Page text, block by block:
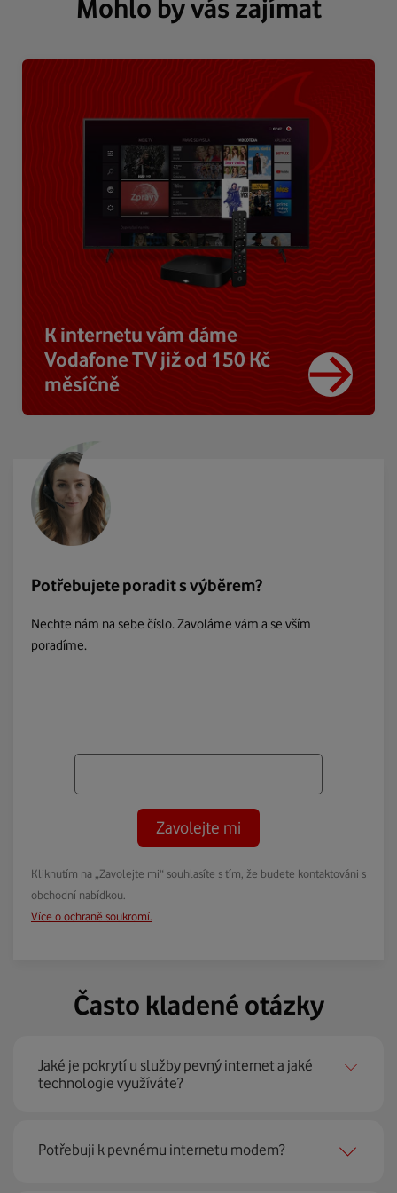
Mohlo by vás zajímat
K internetu vám dáme
Vodafone TV již od 150 Kč
měsíčně
Potřebujete poradit s výběrem?
Nechte nám na sebe číslo. Zavoláme vám a se vším
poradíme.
Zavolejte mi
Kliknutím na „Zavolejte mi“ souhlasíte s tím, že budete kontaktováni s
obchodní nabídkou.
Více o ochraně soukromí.
Často kladené otázky
Jaké je pokrytí u služby pevný internet a jaké
technologie využíváte?
Pevný internet můžeme nabídnout
domácností
Potřebuji k pevnému internetu modem?